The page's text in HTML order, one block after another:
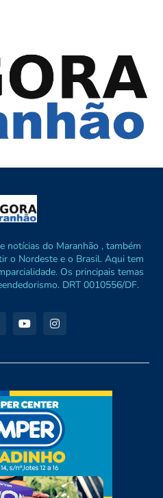
notícias do Maranhão , também
o Nordeste e o Brasil. Aqui tem
Os principais temas
DRT 0010556/DF.